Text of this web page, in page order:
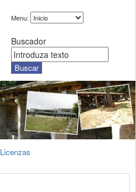
Menu:
Buscador
Licenzas